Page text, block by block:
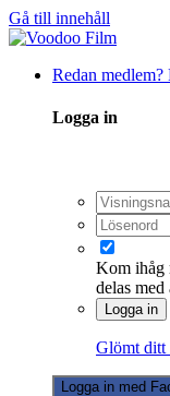
Gå till innehåll
Redan medlem?
Logga in
Kom ihåg
delas med
Logga in
Glömt ditt
Logga in med